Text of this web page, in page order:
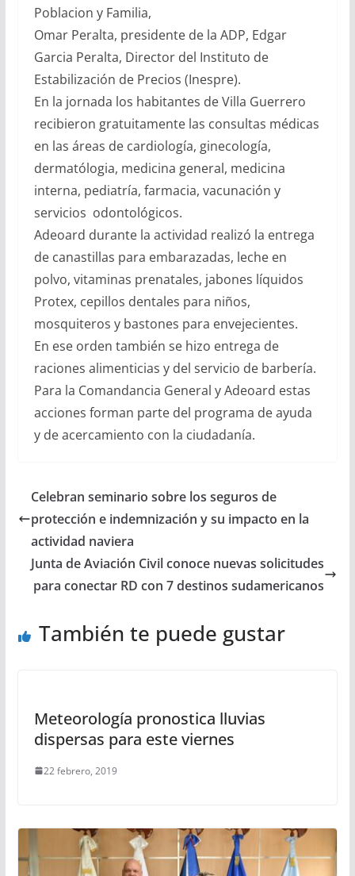
Poblacion y Familia,
Omar Peralta, presidente de la ADP, Edgar
Garcia Peralta, Director del Instituto de
Estabilización de Precios (Inespre).
En la jornada los habitantes de Villa Guerrero
recibieron gratuitamente las consultas médicas
en las áreas de cardiología, ginecología,
dermatólogia, medicina general, medicina
interna, pediatría, farmacia, vacunación y
servicios odontológicos.
Adeoard durante la actividad realizó la entrega
de canastillas para embarazadas, leche en
polvo, vitaminas prenatales, jabones líquidos
Protex, cepillos dentales para niños,
mosquiteros y bastones para envejecientes.
En ese orden también se hizo entrega de
raciones alimenticias y del servicio de barbería.
Para la Comandancia General y Adeoard estas
acciones forman parte del programa de ayuda
y de acercamiento con la ciudadanía.
Celebran seminario sobre los seguros de
protección e indemnización y su impacto en la
actividad naviera
Junta de Aviación Civil conoce nuevas solicitudes
para conectar RD con 7 destinos sudamericanos
También te puede gustar
Meteorología pronostica lluvias
dispersas para este viernes
22 febrero, 2019